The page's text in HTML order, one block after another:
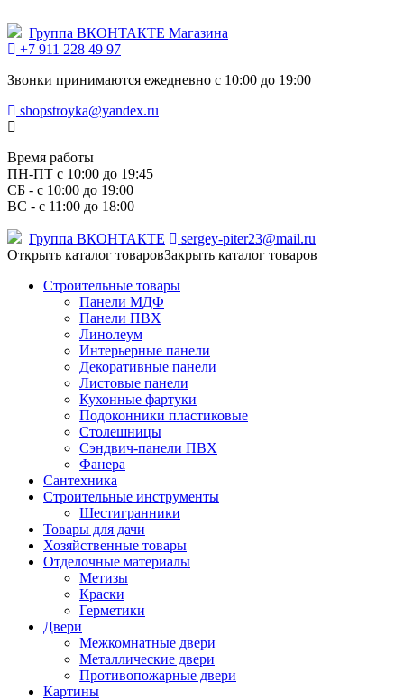
Группа ВКОНТАКТЕ Магазина
+7 911 228 49 97
Звонки принимаются ежедневно с 10:00 до 19:00
shopstroyka@yandex.ru
Время работы
ПН-ПТ c 10:00 до 19:45
СБ - с 10:00 до 19:00
ВС - с 11:00 до 18:00
Группа ВКОНТАКТЕ
sergey-piter23@mail.ru
Открыть каталог товаровЗакрыть каталог товаров
Строительные товары
Панели МДФ
Панели ПВХ
Линолеум
Интерьерные панели
Декоративные панели
Листовые панели
Кухонные фартуки
Подоконники пластиковые
Столешницы
Сэндвич-панели ПВХ
Фанера
Сантехника
Строительные инструменты
Шестигранники
Товары для дачи
Хозяйственные товары
Отделочные материалы
Метизы
Краски
Герметики
Двери
Межкомнатные двери
Металлические двери
Противопожарные двери
Картины